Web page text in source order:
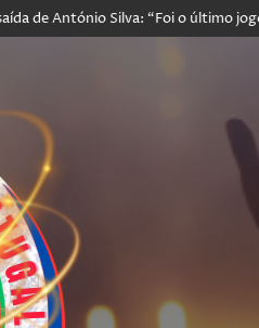
António Silva: “Foi o último jogo”